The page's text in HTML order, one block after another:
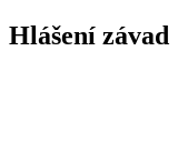
Hlášení závad